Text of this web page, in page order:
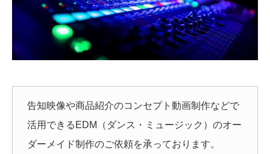
告知映像や商品紹介のコンセプト動画制作などで
活用できるEDM（ダンス・ミュージック）のオー
ダーメイド制作のご依頼を承っております。